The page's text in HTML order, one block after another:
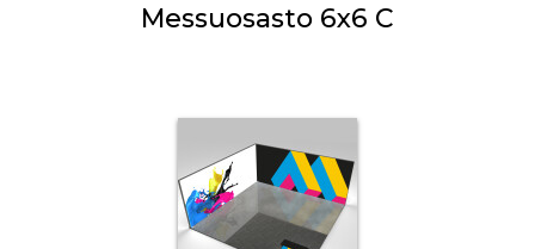
Messuosasto 6x6 C